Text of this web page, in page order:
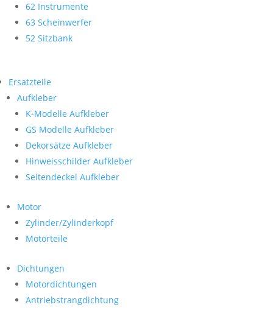
62 Instrumente
63 Scheinwerfer
52 Sitzbank
Ersatzteile
Aufkleber
K-Modelle Aufkleber
GS Modelle Aufkleber
Dekorsätze Aufkleber
Hinweisschilder Aufkleber
Seitendeckel Aufkleber
Motor
Zylinder/Zylinderkopf
Motorteile
Dichtungen
Motordichtungen
Antriebstrangdichtung